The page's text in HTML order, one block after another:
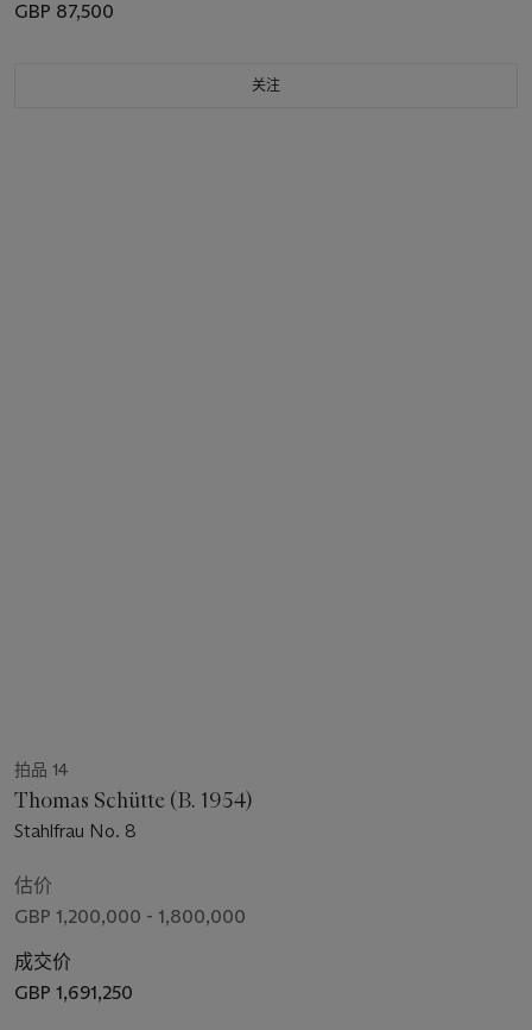
GBP 87,500
关注
拍品 14
Thomas Schütte (B. 1954)
Stahlfrau No. 8
估价
GBP 1,200,000 - 1,800,000
成交价
GBP 1,691,250